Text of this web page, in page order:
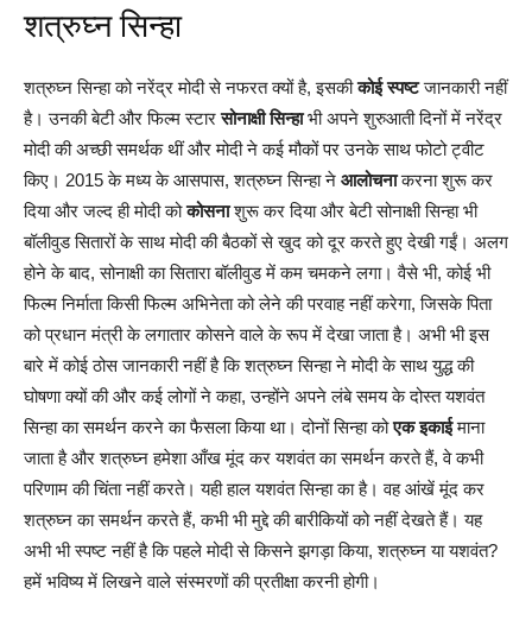
शत्रुघ्न सिन्हा
शत्रुघ्न सिन्हा को नरेंद्र मोदी से नफरत क्यों है, इसकीकोई स्पष्टजानकारी नहीं
है। उनकी बेटी और फिल्म स्टारसोनाक्षी सिन्हाभी अपने शुरुआती दिनों में नरेंद्र
मोदी की अच्छी समर्थक थीं और मोदी ने कई मौकों पर उनके साथ फोटो ट्वीट
किए। 2015 के मध्य के आसपास, शत्रुघ्न सिन्हा ने आलोचनाकरना शुरू कर
दिया और जल्द ही मोदी कोकोसनाशुरू कर दिया और बेटी सोनाक्षी सिन्हा भी
बॉलीवुड सितारों के साथ मोदी की बैठकों से खुद को दूर करते हुए देखी गईं। अलग
होने के बाद, सोनाक्षी का सितारा बॉलीवुड में कम चमकने लगा। वैसे भी, कोई भी
फिल्म निर्माता किसी फिल्म अभिनेता को लेने की परवाह नहीं करेगा, जिसके पिता
को प्रधान मंत्री के लगातार कोसने वाले के रूप में देखा जाता है। अभी भी इस
बारे में कोई ठोस जानकारी नहीं है कि शत्रुघ्न सिन्हा ने मोदी के साथ युद्ध की
घोषणा क्यों की और कई लोगों ने कहा, उन्होंने अपने लंबे समय के दोस्त यशवंत
सिन्हा का समर्थन करने का फैसला किया था। दोनों सिन्हा कोएक इकाईमाना
जाता है और शत्रुघ्न हमेशा आँख मूंद कर यशवंत का समर्थन करते हैं, वे कभी
परिणाम की चिंता नहीं करते। यही हाल यशवंत सिन्हा का है। वह आंखें मूंद कर
शत्रुघ्न का समर्थन करते हैं, कभी भी मुद्दे की बारीकियों को नहीं देखते हैं। यह
अभी भी स्पष्ट नहीं है कि पहले मोदी से किसने झगड़ा किया, शत्रुघ्न या यशवंत?
हमें भविष्य में लिखने वाले संस्मरणों की प्रतीक्षा करनी होगी।